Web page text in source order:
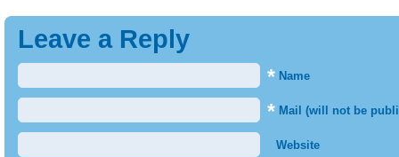
Leave a Reply
* Name
* Mail (will not be
Website